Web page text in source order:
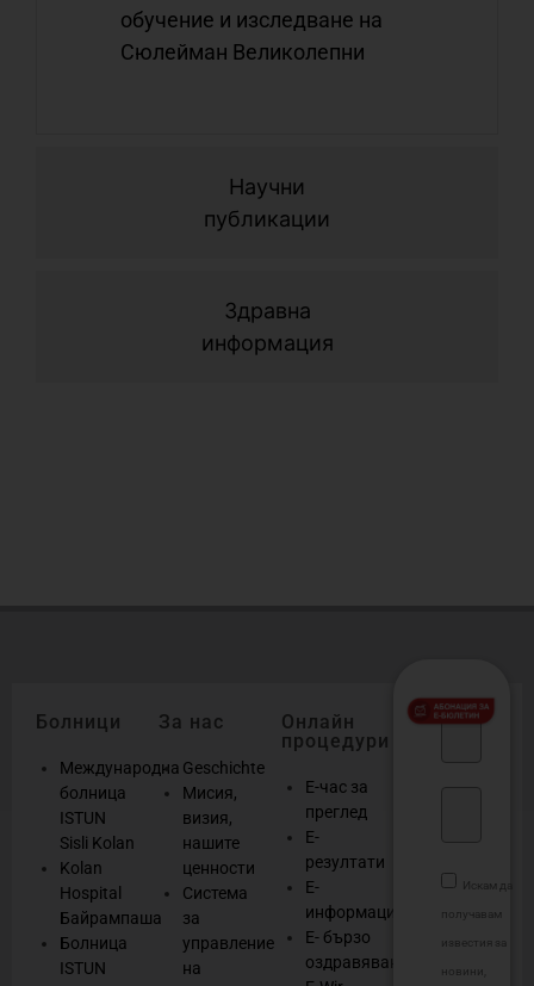
Научни
публикации
Здравна
информация
обучение и изследване на
Сюлейман Великолепни
Болници
Международна
болница
ISTUN
Sisli Kolan
Kolan
Hospital
Байрампаша
Болница
ISTUN
За нас
Geschichte
Мисия,
визия,
нашите
ценности
Система
за
управление
на
Онлайн
процедури
Е-час за
преглед
Е-
резултати
Е-
информация
Е- бързо
оздравяване
Искам да
получавам
известия за
новини,